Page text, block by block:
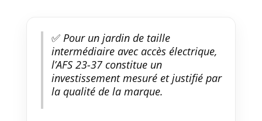
✅Pour un jardin de taille
intermédiaire avec accès électrique,
l’AFS 23-37 constitue un
investissement mesuré et justifié par
la qualité de la marque.